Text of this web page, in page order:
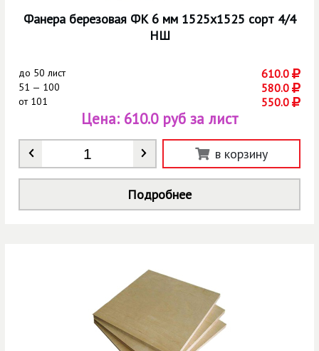
Фанера березовая ФК 6 мм 1525х1525 сорт 4/4
НШ
до 50 лист 610.0
51 — 100 580.0
от101 550.0
Количество
Цена: 610.0 руб за лист
в корзину
Подробнее